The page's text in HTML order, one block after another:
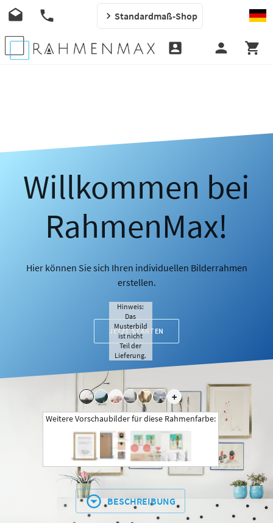
Standardmaß-Shop
Willkommen bei
RahmenMax!
Hier können Sie sich Ihren individuellen Bilderrahmen
erstellen.
JETZT STARTEN
+
Hinweis:
Das
Musterbild
ist nicht
Teil der
Lieferung.
Weitere Vorschaubilder für diese Rahmenfarbe:
BESCHREIBUNG